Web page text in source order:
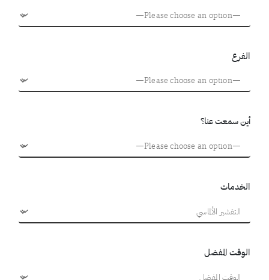
الفرع
أين سمعت عنا؟
الخدمات
الوقت المفضل